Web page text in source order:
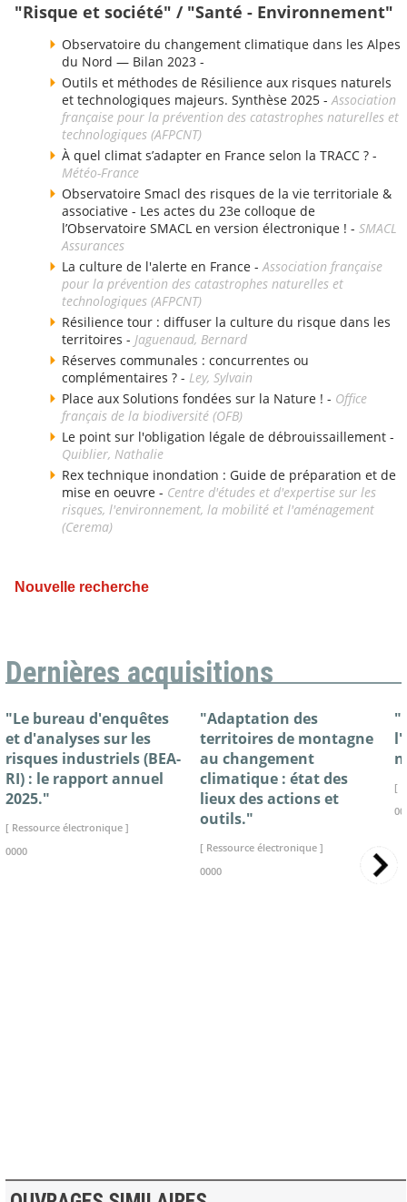
"Risque et société" / "Santé - Environnement"
Observatoire du changement climatique dans les Alpes
du Nord — Bilan 2023 -
Outils et méthodes de Résilience aux risques naturels
et technologiques majeurs. Synthèse 2025 - Association
française pour la prévention des catastrophes naturelles et
technologiques (AFPCNT)
À quel climat s’adapter en France selon la TRACC ? -
Météo-France
Observatoire Smacl des risques de la vie territoriale &
associative - Les actes du 23e colloque de
l’Observatoire SMACL en version électronique ! - SMACL
Assurances
La culture de l'alerte en France - Association française
pour la prévention des catastrophes naturelles et
technologiques (AFPCNT)
Résilience tour : diffuser la culture du risque dans les
territoires - Jaguenaud, Bernard
Réserves communales : concurrentes ou
complémentaires ? - Ley, Sylvain
Place aux Solutions fondées sur la Nature ! - Office
français de la biodiversité (OFB)
Le point sur l'obligation légale de débrouissaillement -
Quiblier, Nathalie
Rex technique inondation : Guide de préparation et de
mise en oeuvre - Centre d'études et d'expertise sur les
risques, l'environnement, la mobilité et l'aménagement
(Cerema)
Nouvelle recherche
Dernières acquisitions
"Le bureau d'enquêtes
et d'analyses sur les
risques industriels (BEA-
RI) : le rapport annuel
2025."
[ Ressource électronique ]
0000
"Adaptation des
territoires de montagne
au changement
climatique : état des
lieux des actions et
outils."
[ Ressource électronique ]
0000
[